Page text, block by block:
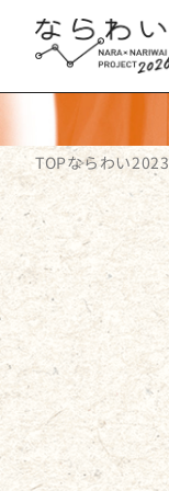
TOPならわい2023